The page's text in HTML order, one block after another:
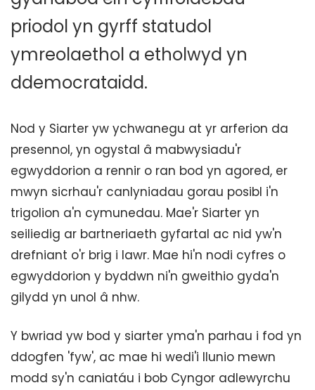
priodol yn gyrff statudol
ymreolaethol a etholwyd yn
ddemocrataidd.
Nod y Siarter yw ychwanegu at yr arferion da
presennol, yn ogystal â mabwysiadu'r
egwyddorion a rennir o ran bod yn agored, er
mwyn sicrhau'r canlyniadau gorau posibl i'n
trigolion a'n cymunedau. Mae'r Siarter yn
seiliedig ar bartneriaeth gyfartal ac nid yw'n
drefniant o'r brig i lawr. Mae hi'n nodi cyfres o
egwyddorion y byddwn ni'n gweithio gyda'n
gilydd yn unol â nhw.
Y bwriad yw bod y siarter yma'n parhau i fod yn
ddogfen 'fyw', ac mae hi wedi'i llunio mewn
modd sy'n caniatáu i bob Cyngor adlewyrchu